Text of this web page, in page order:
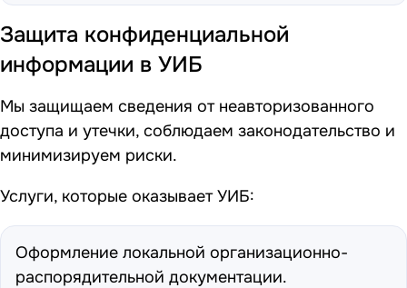
Защита конфиденциальной
информации в УИБ
Мы защищаем сведения от неавторизованного
доступа и утечки, соблюдаем законодательство и
минимизируем риски.
Услуги, которые оказывает УИБ:
Оформление локальной организационно-
распорядительной документации.